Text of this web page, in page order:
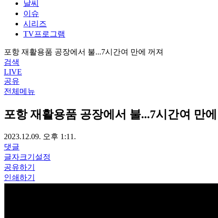
날씨
이슈
시리즈
TV프로그램
포항 재활용품 공장에서 불...7시간여 만에 꺼져
검색
LIVE
공유
전체메뉴
포항 재활용품 공장에서 불...7시간여 만
2023.12.09. 오후 1:11.
댓글
글자크기설정
공유하기
인쇄하기